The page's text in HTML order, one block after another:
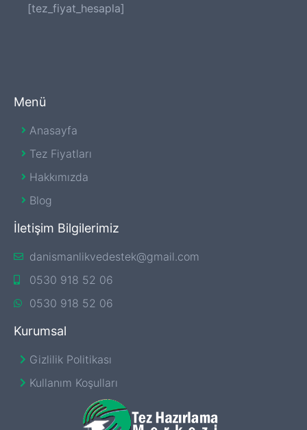
[tez_fiyat_hesapla]
Menü
Anasayfa
Tez Fiyatları
Hakkımızda
Blog
İletişim Bilgilerimiz
danismanlikvedestek@gmail.com
0530 918 52 06
0530 918 52 06
Kurumsal
Gizlilik Politikası
Kullanım Koşulları